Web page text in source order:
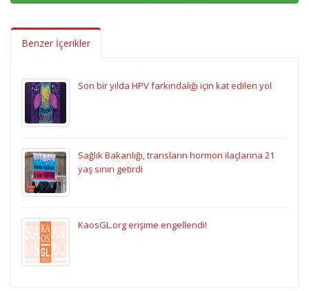
Benzer İçerikler
Son bir yılda HPV farkındalığı için kat edilen yol
Sağlık Bakanlığı, transların hormon ilaçlarına 21
yaş sınırı getirdi
KaosGL.org erişime engellendi!